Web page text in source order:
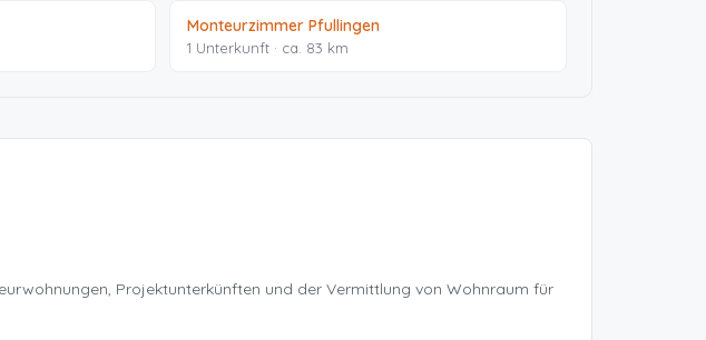
Monteurzimmer Pfullingen
1 Unterkunft · ca. 83 km
Projektunterkünften und der Vermittlung von Wohnraum für